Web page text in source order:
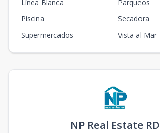
Línea Blanca
Parqueos
Piscina
Secadora
Supermercados
Vista al Mar
NP Real Estate RD